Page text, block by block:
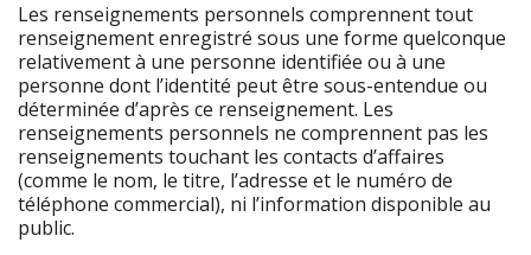
Les renseignements personnels comprennent tout
renseignement enregistré sous une forme quelconque
relativement à une personne identifiée ou à une
personne dont l’identité peut être sous-entendue ou
déterminée d’après ce renseignement. Les
renseignements personnels ne comprennent pas les
renseignements touchant les contacts d’affaires
(comme le nom, le titre, l’adresse et le numéro de
téléphone commercial), ni l’information disponible au
public.